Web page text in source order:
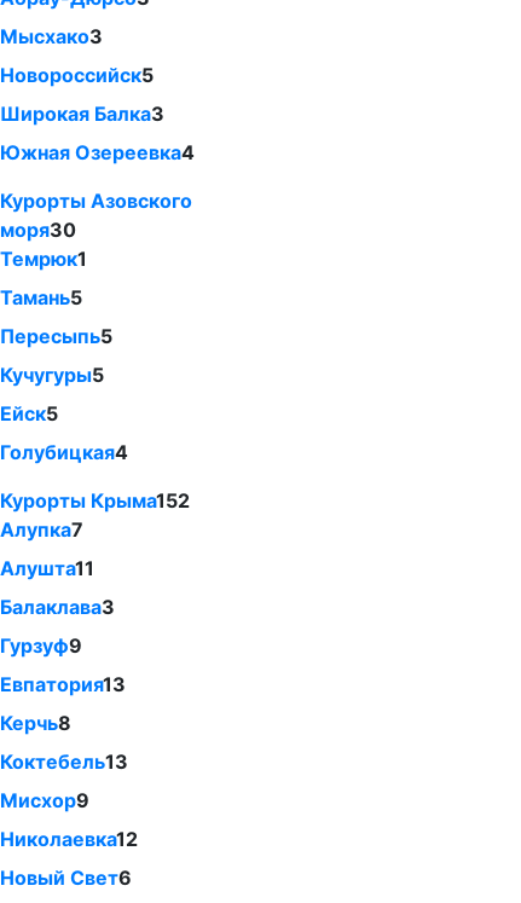
Мысхако3
Новороссийск5
Широкая Балка3
Южная Озереевка4
Курорты Азовского
моря30
Темрюк1
Тамань5
Пересыпь5
Кучугуры5
Ейск5
Голубицкая4
Курорты Крыма152
Алупка7
Алушта11
Балаклава3
Гурзуф9
Евпатория13
Керчь8
Коктебель13
Мисхор9
Николаевка12
Новый Свет6